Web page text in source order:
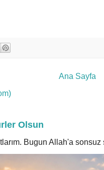
Ana Sayfa
Olsun
Bugun Allah'a